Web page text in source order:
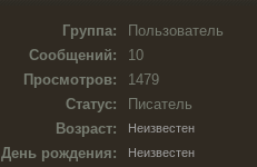
Группа:
Пользователь
Сообщений:
10
Просмотров:
1479
Статус:
Писатель
Возраст:
Неизвестен
День рождения: Неизвестен